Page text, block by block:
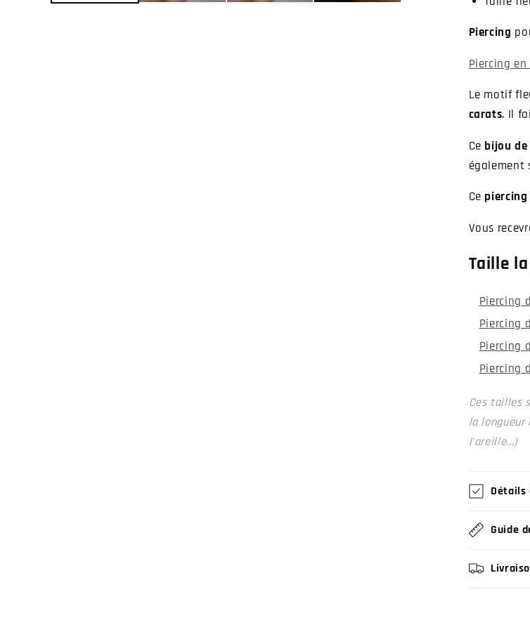
Piercing
Piercing
Le motif
carats. Il
Ce bijou
également
Ce
Vous
Taille
Piercing
Piercing
Piercing
Piercing
Ces tailles
la longueur
l'oreille...)
Détails
Guide